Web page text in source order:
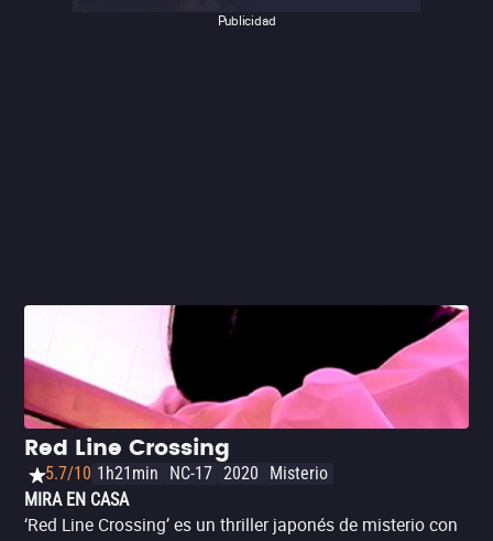
Publicidad
Red Line Crossing
5.7/10 1h21min NC-17 2020
Misterio
MIRA EN CASA
‘Red Line Crossing’ es un thriller japonés de misterio con